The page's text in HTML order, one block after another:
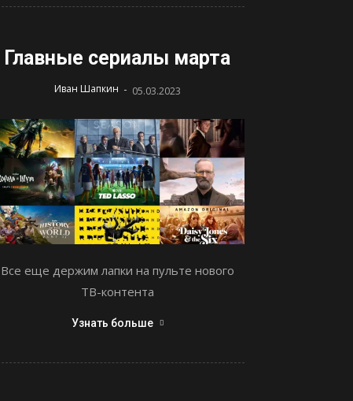
Главные сериалы марта
Иван Шапкин - 05.03.2023
Все еще держим лапки на пульте нового
ТВ-контента
Узнать больше